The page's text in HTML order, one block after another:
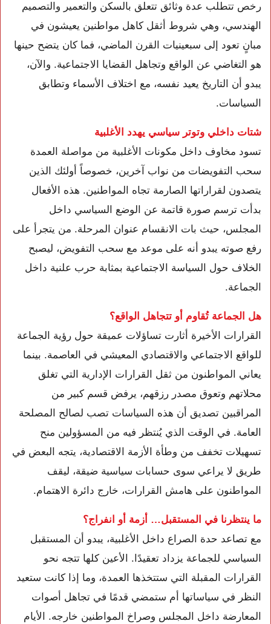
رخص تتطلب عدة وثائق تتعلق بالسكن والتعمير والتصميم
الهندسي، وهي شروط أثقل كاهل مواطنين يعيشون في
مبانٍ تعود إلى سبعينيات القرن الماضي، فما كان يتضح حينها
هو التغاضي عن الواقع وتجاهل القضايا الاجتماعية. والآن،
يبدو أن التاريخ يعيد نفسه، مع اختلاف الأسماء وتطابق
السياسات.
شتات داخلي وتوتر سياسي يهدد الأغلبية
تسود مخاوف داخل مكونات الأغلبية من مواصلة العمدة
سحب التفويضات من نواب آخرين، خصوصاً أولئك الذين
يتصدون لقراراتها الصارمة تجاه المواطنين. هذه الأفعال
بدأت ترسم صورة قاتمة عن الوضع السياسي داخل
المجلس، حيث بات الانقسام عنوان المرحلة. من يتجرأ على
رفع صوته يبدو أنه على موعد مع سحب التفويض، ليصبح
الخلاف حول السياسة الاجتماعية بمثابة حرب علنية داخل
الجماعة.
هل الجماعة تُقاوم أو تتجاهل الواقع؟
القرارات الأخيرة أثارت تساؤلات عميقة حول رؤية الجماعة
للواقع الاجتماعي والاقتصادي المعيشي في العاصمة. بينما
يعاني المواطنون من ثقل القرارات الإدارية التي تغلق
محلاتهم وتعوق مصدر رزقهم، يرفض قسم كبير من
المراقبين تصديق أن هذه السياسات تصب لصالح المصلحة
العامة. في الوقت الذي يُنتظر فيه من المسؤولين منح
تسهيلات تخفف من وطأة الأزمة الاقتصادية، يتجه البعض في
طريق لا يراعي سوى حسابات سياسية ضيقة، ليقف
المواطنون على هامش القرارات، خارج دائرة الاهتمام.
ما ينتظرنا في المستقبل… أزمة أو انفراج؟
مع تصاعد حدة الصراع داخل الأغلبية، يبدو أن المستقبل
السياسي للجماعة يزداد تعقيدًا. الأعين كلها تتجه نحو
القرارات المقبلة التي ستتخذها العمدة، وما إذا كانت ستعيد
النظر في سياساتها أم ستمضي قدمًا في تجاهل أصوات
المعارضة داخل المجلس وصراخ المواطنين خارجه. الأيام